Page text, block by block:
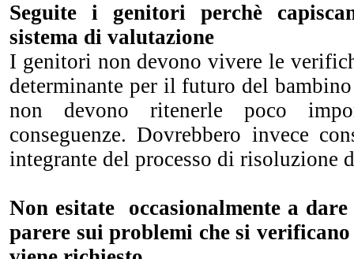
Seguite i genitori perchè
sistema di valutazione
I genitori non devono vivere le
determinante per il futuro del
non devono ritenerle poco
conseguenze. Dovrebbero invece
integrante del processo di risoluzione
Non esitate occasionalmente a
parere sui problemi che si verificano